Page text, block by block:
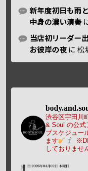
新年度初日も雨
中身の濃い演奏
当店初リーダー
お彼岸の夜 に松
渋谷区宇田川
& Soul の公式
ブスケジュー
ます
しておりませ